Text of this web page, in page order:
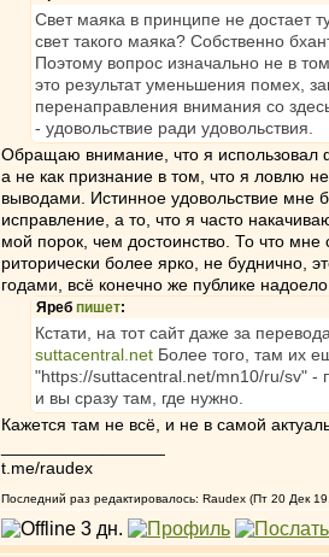
Свет маяка в принципе не достает
свет такого маяка? Собственно
Поэтому вопрос изначально не в
это результат уменьшения помех,
перенаправления внимания со
- удовольствие ради удовольствия.
Обращаю внимание, что я использовал
а не как признание в том, что я ловлю
выводами. Истинное удовольствие мне
исправление, а то, что я часто
мой порок, чем достоинство. То что мне
риторически более ярко, не буднично,
годами, всё конечно же публике
Яреб пишет:
Кстати, на тот сайт даже за
suttacentral.net Более того, там их
"https://suttacentral.net/mn10/ru/sv" -
и вы сразу там, где нужно.
Кажется там не всё, и не в самой
t.me/raudex
Последний раз редактировалось: Raudex (Пт 20 Дек